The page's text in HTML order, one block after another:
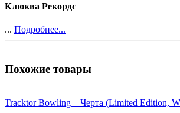
Клюква Рекордс
... Подробнее...
Похожие товары
Tracktor Bowling – Черта (Limited Edition,